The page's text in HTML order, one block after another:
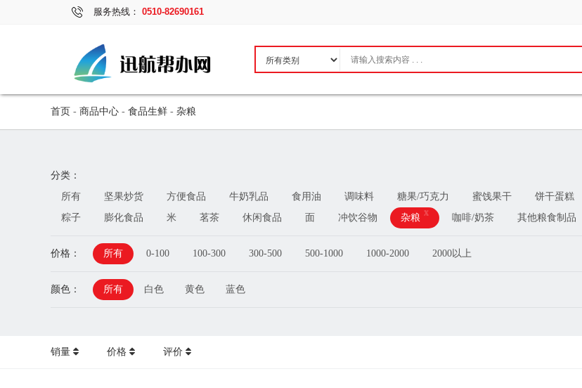
服务热线： 0510-82690161
首页 - 商品中心 - 食品生鲜 - 杂粮
分类：
所有
坚果炒货 方便食品 牛奶乳品 食用油 调味料 糖果/巧克力 蜜饯果干 饼干蛋糕
粽子
膨化食品 米 茗茶 休闲食品 面 冲饮谷物 杂粮
x
咖啡/奶茶 其他粮食制品
价格： 所有 0-100 100-300 300-500 500-1000 1000-2000 2000以上
颜色： 所有 白色 黄色 蓝色
销量 价格 评价